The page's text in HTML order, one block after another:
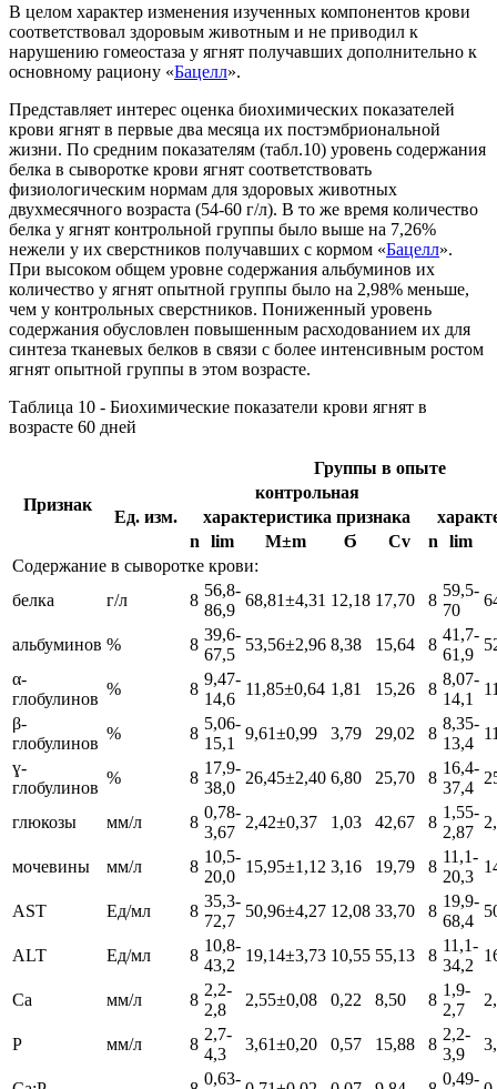
В целом характер изменения изученных компонентов крови
соответствовал здоровым животным и не приводил к
нарушению гомеостаза у ягнят получавших дополнительно к
основному рациону «Бацелл».
Представляет интерес оценка биохимических показателей
крови ягнят в первые два месяца их постэмбриональной
жизни. По средним показателям (табл.10) уровень содержания
белка в сыворотке крови ягнят соответствовать
физиологическим нормам для здоровых животных
двухмесячного возраста (54-60 г/л). В то же время количество
белка у ягнят контрольной группы было выше на 7,26%
нежели у их сверстников получавших с кормом «Бацелл».
При высоком общем уровне содержания альбуминов их
количество у ягнят опытной группы было на 2,98% меньше,
чем у контрольных сверстников. Пониженный уровень
содержания обусловлен повышенным расходованием их для
синтеза тканевых белков в связи с более интенсивным ростом
ягнят опытной группы в этом возрасте.
Таблица 10 - Биохимические показатели крови ягнят в
возрасте 60 дней
Признак
Группы в опыте
Ед. изм.
контрольная
характеристика признака
n
lim М±m Ϭ Cv n
lim
Содержание в сыворотке крови:
белка
г/л 8
56,8-
86,9
68,81±4,31 12,18 17,70 8
59,5-
70
альбуминов % 8
39,6-
67,5
53,56±2,96 8,38 15,64 8
41,7-
61,9
α-
глобулинов
% 8
9,47-
14,6
11,85±0,64 1,81 15,26 8
8,07-
14,1
β-
глобулинов
% 8
5,06-
15,1
9,61±0,99 3,79 29,02 8
8,35-
13,4
ɣ-
глобулинов
% 8
17,9-
38,0
26,45±2,40 6,80 25,70 8
16,4-
37,4
глюкозы мм/л 8
0,78-
3,67
2,42±0,37 1,03 42,67 8
1,55-
2,87
мочевины мм/л 8
10,5-
20,0
15,95±1,12 3,16 19,79 8
11,1-
20,3
AST Ед/мл 8
35,3-
72,7
50,96±4,27 12,08 33,70 8
19,9-
68,4
ALT Ед/мл 8
10,8-
43,2
19,14±3,73 10,55 55,13 8
11,1-
34,2
Са мм/л 8
2,2-
2,8
2,55±0,08 0,22 8,50 8
1,9-
2,7
Р мм/л 8
2,7-
4,3
3,61±0,20 0,57 15,88 8
2,2-
3,9
0,63-
0,49-